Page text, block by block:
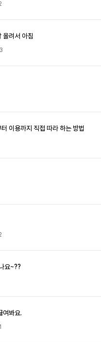
올려서 아침
3
이용까지 직접 따라 하는 방법
요~??
여봐요.
1